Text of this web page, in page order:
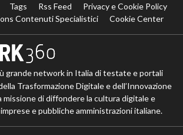
Tags Rss Feed
Privacy e Cookie Policy
Contenuti Specialistici
Cookie Center
grande network in Italia di testate e portali
Trasformazione Digitale e dell’Innovazione
missione di diffondere la cultura digitale e
e pubbliche amministrazioni italiane.